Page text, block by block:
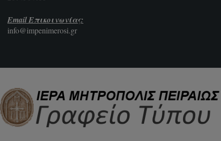
Email Επικοινωνίας:
info@impenimerosi.gr